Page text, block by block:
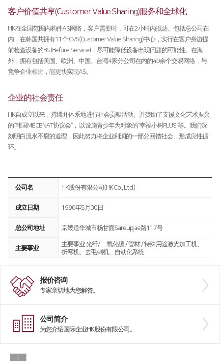
焊接机
混合加工机
自动化
客户价值共享(Customer Value Sharing)服务和全球化
HK在全国范围内构件AS网络，客户需要时，可在2小时内抵达。包括总公司在
内，在韩国共拥有11个 CVS(Customer Value Sharing)中心，实行在客户身边提
前检查设备的BS (Before Service)，尽可能降低设备出现问题的可能性。在海
外，拥有包括美国、欧洲、中国、台湾4家分公司在内的40余个交易网络，与
竞争企业相比，能更快实现AS。
企业的社会责任
HK自成立以来，持续并体系地进行社会贡献活动。并赞助了支援文化艺术振兴
的“韩国MECENAT协议会”， 以设施青少年为对象的“幸福小树PLUS”等。我们深
刻明白流水不腐的道理，因此努力将企业利润的一部分回馈社会，形成良性循
环。
公司名 HK股份有限公司(HK Co., Ltd.)
成立日期 1990年5月30日
总公司地址 京畿道华城市杨甘面Sareupjae路117号
主要事业
主要事业 光纤/ 二氧化碳 / 管材 / 特殊用途激光加工机、
折弯机、去毛刺机、自动化系统
报价咨询
专家亲切地为您解答。
公司简介
为您介绍国际企业HK股份有限公司。